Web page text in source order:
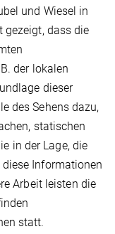
und Wiesel in
gezeigt, dass die
der lokalen
dieser
des Sehens dazu,
statischen
in der Lage, die
Informationen
Arbeit leisten die
statt.